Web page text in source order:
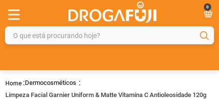
0
O que está procurando hoje?
Dermocosméticos
Limpeza Facial Garnier Uniform & Matte Vitamina C Antioleosidade 120g
2 º
gelmax